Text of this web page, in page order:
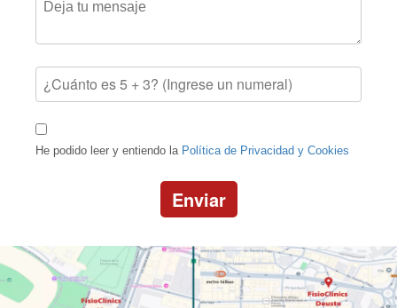
He podido leer y entiendo la Política de Privacidad y Cookies
Enviar